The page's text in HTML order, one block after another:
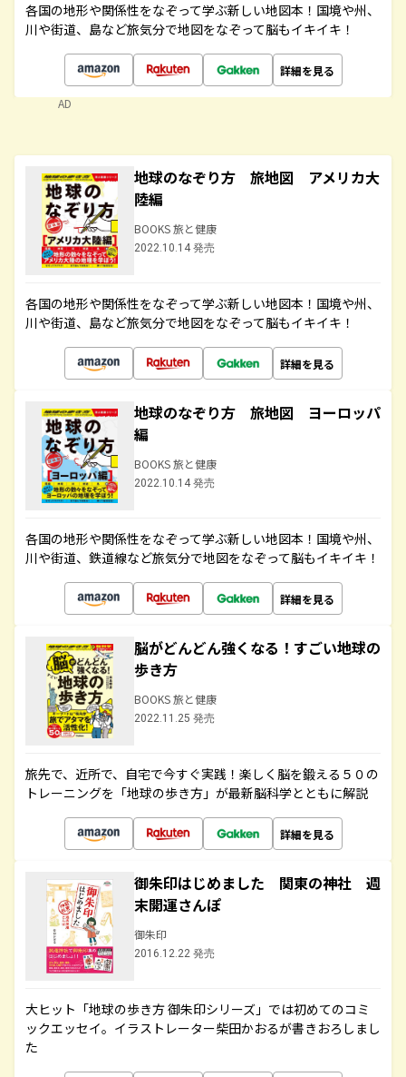
各国の地形や関係性をなぞって学ぶ新しい地図本！国境や州、
川や街道、島など旅気分で地図をなぞって脳もイキイキ！
詳細を見る
AD
地球のなぞり方 旅地図 アメリカ大
陸編
BOOKS 旅と健康
2022.10.14 発売
各国の地形や関係性をなぞって学ぶ新しい地図本！国境や州、
川や街道、島など旅気分で地図をなぞって脳もイキイキ！
詳細を見る
地球のなぞり方 旅地図 ヨーロッパ
編
BOOKS 旅と健康
2022.10.14 発売
各国の地形や関係性をなぞって学ぶ新しい地図本！国境や州、
川や街道、鉄道線など旅気分で地図をなぞって脳もイキイキ！
詳細を見る
脳がどんどん強くなる！すごい地球の
歩き方
BOOKS 旅と健康
2022.11.25 発売
旅先で、近所で、自宅で今すぐ実践！楽しく脳を鍛える５０の
トレーニングを「地球の歩き方」が最新脳科学とともに解説
詳細を見る
御朱印はじめました 関東の神社 週
末開運さんぽ
御朱印
2016.12.22 発売
大ヒット「地球の歩き方 御朱印シリーズ」では初めてのコミ
ックエッセイ。イラストレーター柴田かおるが書きおろしまし
た